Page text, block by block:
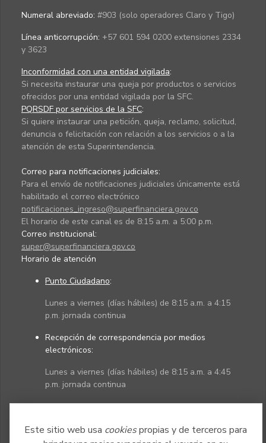
Este sitio web usa cookiespropias y de terceros para
Numeral abreviado: #903 (solo operadores Claro y Tigo)
Línea anticorrupción: +57 601 594 0200 extensiones 2334
y 3623
Inconformidad con una entidad vigilada:
Si necesita instaurar una queja por productos o servicios
ofrecidos por una entidad vigilada por la SFC.
PQRSDF por servicios de la SFC:
Si quiere instaurar una petición, queja, reclamo, solicitud,
denuncia o felicitación con relación a los servicios o a la
atención de esta Superintendencia.
Correo para notificaciones judiciales:
Para el envío de notificaciones judiciales únicamente está
habilitado el correo electrónico
notificaciones_ingreso@superfinanciera.gov.co
El horario de este canal es de 8:15 a.m. a 5:00 p.m.
Correo institucional:
super@superfinanciera.gov.co
Horario de atención
Punto Ciudadano:
Lunes a viernes (días hábiles) de 8:15 a.m. a 4:15
p.m. jornada continua
Recepción de correspondencia por medios
electrónicos:
Lunes a viernes (días hábiles) de 8:15 a.m. a 4:45
p.m. jornada continua